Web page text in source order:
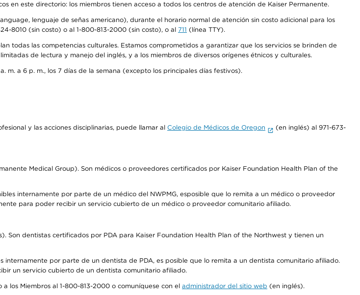
en este directorio: los miembros tienen acceso a todos los centros de atención de Kaiser Permanente.
lenguaje de señas americano), durante el horario normal de atención sin costo adicional para los
8010 (sin costo) o al 1-800-813-2000 (sin costo), o al 711 (línea TTY).
todas las competencias culturales. Estamos comprometidos a garantizar que los servicios se brinden de
de lectura y manejo del inglés, y a los miembros de diversos orígenes étnicos y culturales.
m. a 6 p. m., los 7 días de la semana (excepto los principales días festivos).
y las acciones disciplinarias, puede llamar al Colegio de Médicos de Oregon
(en inglés) al 971-673-
Medical Group). Son médicos o proveedores certificados por Kaiser Foundation Health Plan of the
internamente por parte de un médico del NWPMG, esposible que lo remita a un médico o proveedor
para poder recibir un servicio cubierto de un médico o proveedor comunitario afiliado.
Son dentistas certificados por PDA para Kaiser Foundation Health Plan of the Northwest y tienen un
por parte de un dentista de PDA, es posible que lo remita a un dentista comunitario afiliado.
un servicio cubierto de un dentista comunitario afiliado.
los Miembros al 1-800-813-2000 o comuníquese con el administrador del sitio web (en inglés).